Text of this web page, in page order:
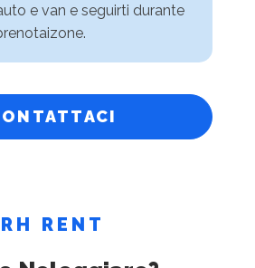
e van e seguirti durante
RH RENT